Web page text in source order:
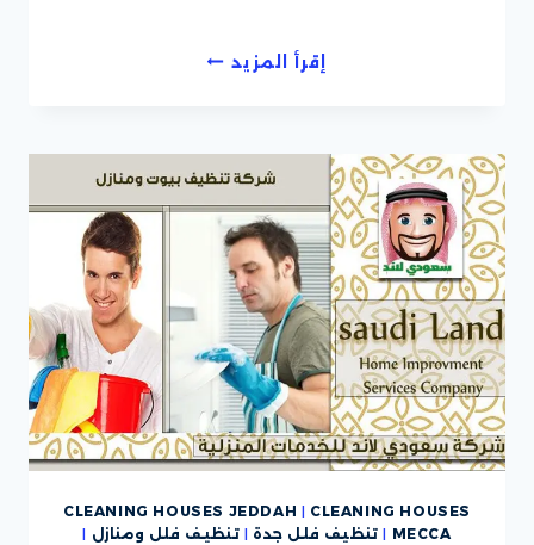
إقرأ المزيدمؤسسة
جدة
CLEANING HOUSES JEDDAH | CLEANING HOUSES
MECCA
| تنظيف فلل جدة | تنظيف فلل ومنازل |